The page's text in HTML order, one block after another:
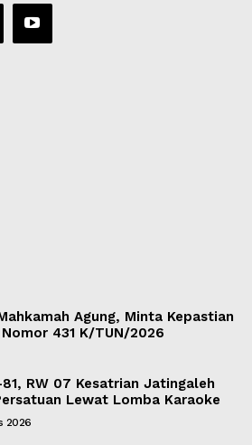
Agung, Minta Kepastian
431 K/TUN/2026
RW 07 Kesatrian Jatingaleh
Lewat Lomba Karaoke
2026